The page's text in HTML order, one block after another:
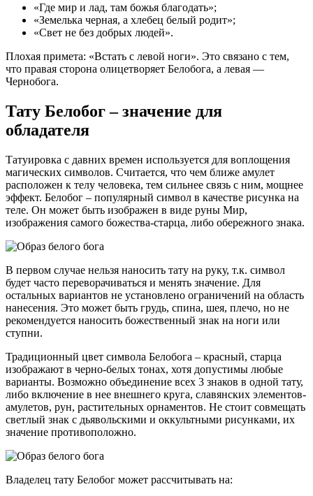
«Где мир и лад, там божья благодать»;
«Земелька черная, а хлебец белый родит»;
«Свет не без добрых людей».
Плохая примета: «Встать с левой ноги». Это связано с тем,
что правая сторона олицетворяет Белобога, а левая —
Чернобога.
Тату Белобог – значение для
обладателя
Татуировка с давних времен используется для воплощения
магических символов. Считается, что чем ближе амулет
расположен к телу человека, тем сильнее связь с ним, мощнее
эффект. Белобог – популярный символ в качестве рисунка на
теле. Он может быть изображен в виде руны Мир,
изображения самого божества-старца, либо обережного знака.
В первом случае нельзя наносить тату на руку, т.к. символ
будет часто переворачиваться и менять значение. Для
остальных вариантов не установлено ограничений на область
нанесения. Это может быть грудь, спина, шея, плечо, но не
рекомендуется наносить божественный знак на ноги или
ступни.
Традиционный цвет символа Белобога – красный, старца
изображают в черно-белых тонах, хотя допустимы любые
варианты. Возможно объединение всех 3 знаков в одной тату,
либо включение в нее внешнего круга, славянских элементов-
амулетов, рун, растительных орнаментов. Не стоит совмещать
светлый знак с дьявольскими и оккультными рисунками, их
значение противоположно.
Владелец тату Белобог может рассчитывать на: